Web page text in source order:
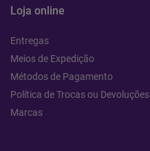
Loja online
Entregas
Meios de Expedição
Métodos de Pagamento
Política de Trocas ou Devoluções
Marcas